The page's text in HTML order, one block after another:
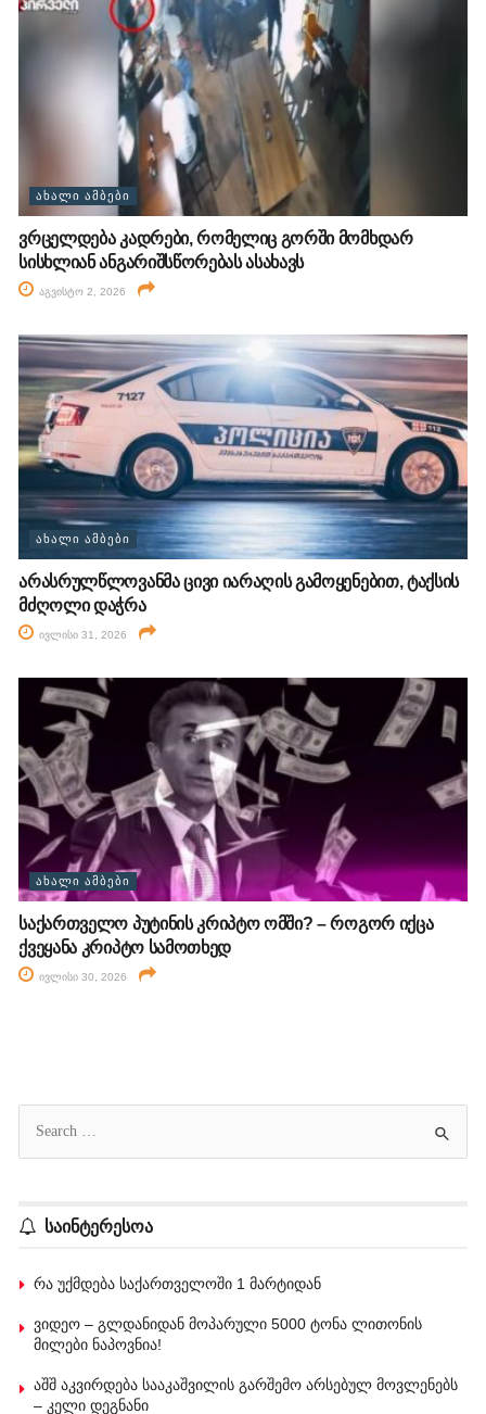
ᲐᲮᲐᲚᲘ ᲐᲛᲑᲔᲑᲘ
ვრცელდება კადრები, რომელიც გორში მომხდარ
სისხლიან ანგარიშსწორებას ასახავს
აგვისტო 2, 2026
ᲐᲮᲐᲚᲘ ᲐᲛᲑᲔᲑᲘ
არასრულწლოვანმა ცივი იარაღის გამოყენებით, ტაქსის
მძღოლი დაჭრა
ივლისი 31, 2026
ᲐᲮᲐᲚᲘ ᲐᲛᲑᲔᲑᲘ
საქართველო პუტინის კრიპტო ომში? – როგორ იქცა
ქვეყანა კრიპტო სამოთხედ
ივლისი 30, 2026
საინტერესოა
რა უქმდება საქართველოში 1 მარტიდან
ვიდეო – გლდანიდან მოპარული 5000 ტონა ლითონის
მილები ნაპოვნია!
აშშ აკვირდება სააკაშვილის გარშემო არსებულ მოვლენებს
– კელი დეგნანი